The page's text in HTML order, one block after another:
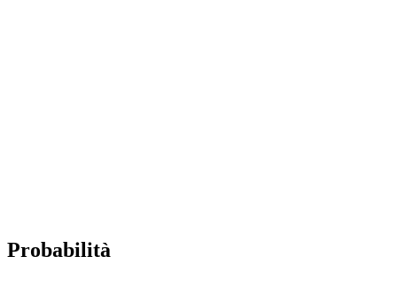
Probabilità